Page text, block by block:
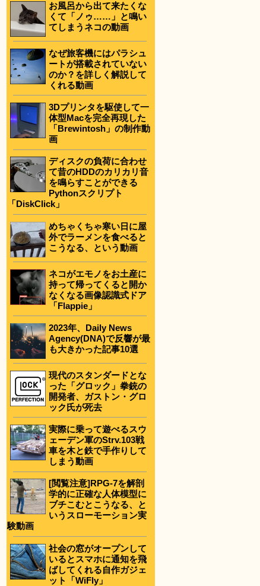
お風呂から出て来たくな
くて「ノゥ……」と鳴い
てしまうネコの動画
なぜ旅客機にはパラシュ
ートが搭載されていない
のか？を詳しく解説して
くれる動画
3Dプリンタを駆使して一
体型Macを完全再現した
「Brewintosh」の制作動
画
ディスクの負荷に合わせ
て昔のHDDのカリカリ音
を鳴らすことができる
Pythonスクリプト
「DiskClick」
めちゃくちゃ寒い日に屋
外でラーメンを食べると
こうなる、という動画
ネコがエモノをお土産に
持って帰ってくると開か
なくなる画像認識式ドア
「Flappie」
2023年、Daily News
Agency(DNA)で反響が最
も大きかった記事10選
現代のスタンダードとな
った「グロック」拳銃の
開発者、ガストン・グロ
ック氏が死去
実際に乗って遊べるスウ
ェーデン軍のStrv.103戦
車を木と鉄で手作りして
しまう動画
[閲覧注意]RPG-7を解剖
学的に正確な人体模型に
ブチこむとこうなる、と
いうスローモーション実
験動画
社会の窓がオープンして
いるとスマホに通知を飛
ばしてくれる自作ガジェ
ット「WiFly」